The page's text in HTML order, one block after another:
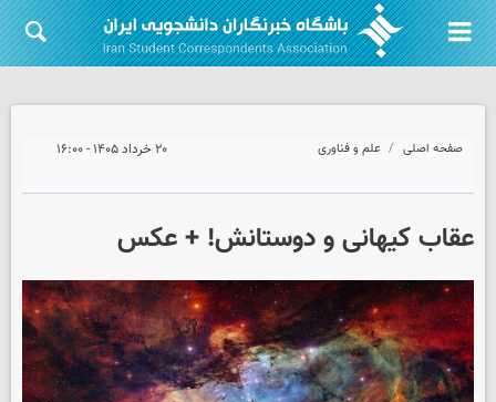
صفحه اصلی علم و فناوری ۲۰ خرداد ۱۴۰۵ - ۱۶:۰۰
عقاب کیهانی و دوستانش! + عکس